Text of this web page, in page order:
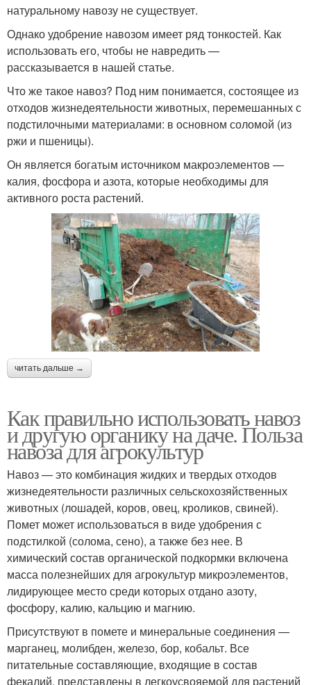
натуральному навозу не существует.
Однако удобрение навозом имеет ряд тонкостей. Как
использовать его, чтобы не навредить —
рассказывается в нашей статье.
Что же такое навоз? Под ним понимается, состоящее из
отходов жизнедеятельности животных, перемешанных с
подстилочными материалами: в основном соломой (из
ржи и пшеницы).
Он является богатым источником макроэлементов —
калия, фосфора и азота, которые необходимы для
активного роста растений.
читать дальше →
Как правильно использовать навоз
и другую органику на даче. Польза
навоза для агрокультур
Навоз — это комбинация жидких и твердых отходов
жизнедеятельности различных сельскохозяйственных
животных (лошадей, коров, овец, кроликов, свиней).
Помет может использоваться в виде удобрения с
подстилкой (солома, сено), а также без нее. В
химический состав органической подкормки включена
масса полезнейших для агрокультур микроэлементов,
лидирующее место среди которых отдано азоту,
фосфору, калию, кальцию и магнию.
Присутствуют в помете и минеральные соединения —
марганец, молибден, железо, бор, кобальт. Все
питательные составляющие, входящие в состав
фекалий, представлены в легкоусвояемой для растений